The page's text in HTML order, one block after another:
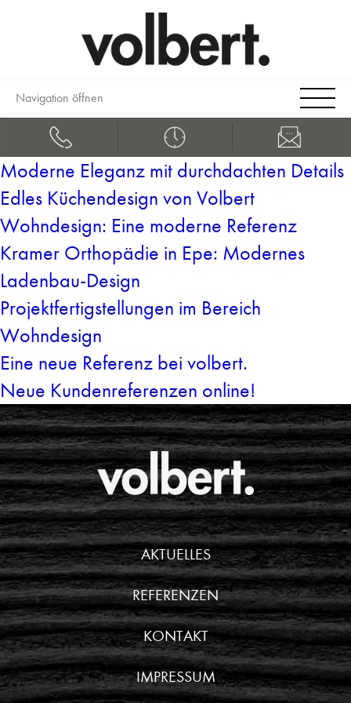
Navigation öffnen
Moderne Eleganz mit durchdachten Details
Edles Küchendesign von Volbert
Wohndesign: Eine moderne Referenz
Kramer Orthopädie in Epe: Modernes
Ladenbau-Design
Projektfertigstellungen im Bereich
Wohndesign
Eine neue Referenz bei volbert.
Neue Kundenreferenzen online!
AKTUELLES
REFERENZEN
KONTAKT
IMPRESSUM